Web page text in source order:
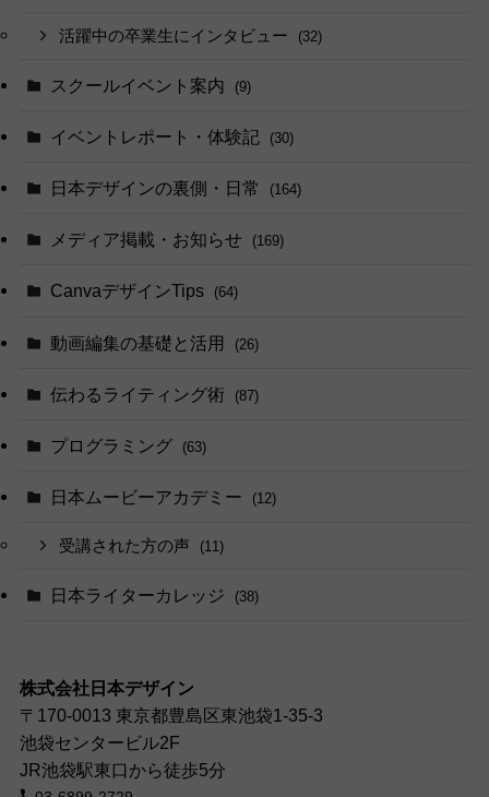
活躍中の卒業生にインタビュー (32)
スクールイベント案内 (9)
イベントレポート・体験記 (30)
日本デザインの裏側・日常 (164)
メディア掲載・お知らせ (169)
CanvaデザインTips (64)
動画編集の基礎と活用 (26)
伝わるライティング術 (87)
プログラミング (63)
日本ムービーアカデミー (12)
受講された方の声 (11)
日本ライターカレッジ (38)
株式会社日本デザイン
〒170-0013 東京都豊島区東池袋1-35-3
池袋センタービル2F
JR池袋駅東口から徒歩5分